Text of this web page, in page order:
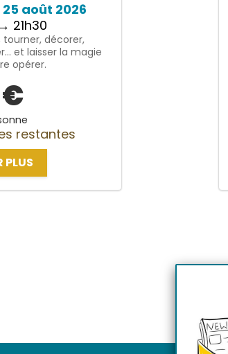
août 2026
21h30
tourner, décorer,
et laisser la magie
opérer.
restantes
PLUS